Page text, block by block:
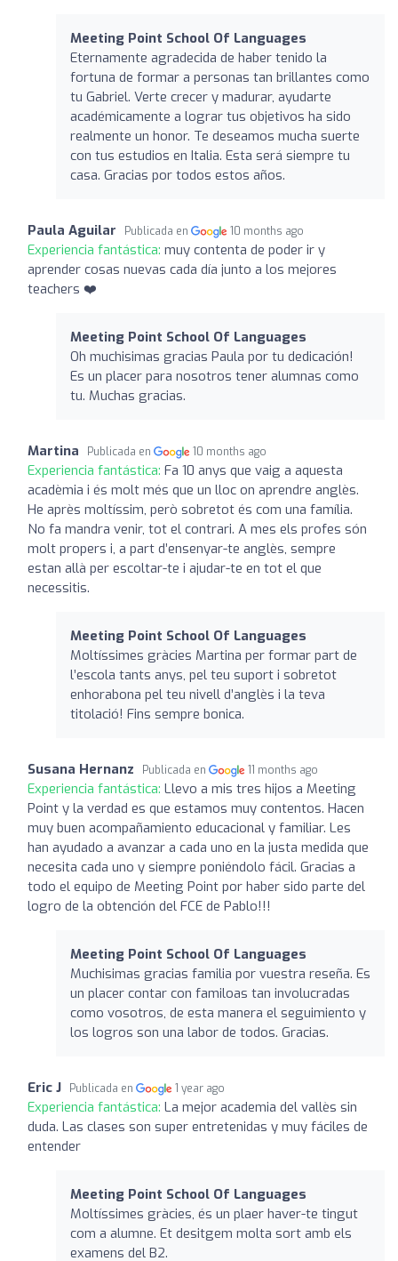
Meeting Point School Of Languages
Eternamente agradecida de haber tenido la
fortuna de formar a personas tan brillantes como
tu Gabriel. Verte crecer y madurar, ayudarte
académicamente a lograr tus objetivos ha sido
realmente un honor. Te deseamos mucha suerte
con tus estudios en Italia. Esta será siempre tu
casa. Gracias por todos estos años.
Paula Aguilar Publicada en 10 months ago
Experiencia fantástica: muy contenta de poder ir y
aprender cosas nuevas cada día junto a los mejores
teachers ❤️
Meeting Point School Of Languages
Oh muchisimas gracias Paula por tu dedicación!
Es un placer para nosotros tener alumnas como
tu. Muchas gracias.
Martina Publicada en 10 months ago
Experiencia fantástica: Fa 10 anys que vaig a aquesta
acadèmia i és molt més que un lloc on aprendre anglès.
He après moltíssim, però sobretot és com una família.
No fa mandra venir, tot el contrari. A mes els profes són
molt propers i, a part d’ensenyar-te anglès, sempre
estan allà per escoltar-te i ajudar-te en tot el que
necessitis.
Meeting Point School Of Languages
Moltíssimes gràcies Martina per formar part de
l’escola tants anys, pel teu suport i sobretot
enhorabona pel teu nivell d’anglès i la teva
titolació! Fins sempre bonica.
Susana Hernanz Publicada en 11 months ago
Experiencia fantástica: Llevo a mis tres hijos a Meeting
Point y la verdad es que estamos muy contentos. Hacen
muy buen acompañamiento educacional y familiar. Les
han ayudado a avanzar a cada uno en la justa medida que
necesita cada uno y siempre poniéndolo fácil. Gracias a
todo el equipo de Meeting Point por haber sido parte del
logro de la obtención del FCE de Pablo!!!
Meeting Point School Of Languages
Muchisimas gracias familia por vuestra reseña. Es
un placer contar con familoas tan involucradas
como vosotros, de esta manera el seguimiento y
los logros son una labor de todos. Gracias.
Eric J Publicada en 1 year ago
Experiencia fantástica: La mejor academia del vallès sin
duda. Las clases son super entretenidas y muy fáciles de
entender
Meeting Point School Of Languages
Moltíssimes gràcies, és un plaer haver-te tingut
com a alumne. Et desitgem molta sort amb els
examens del B2.